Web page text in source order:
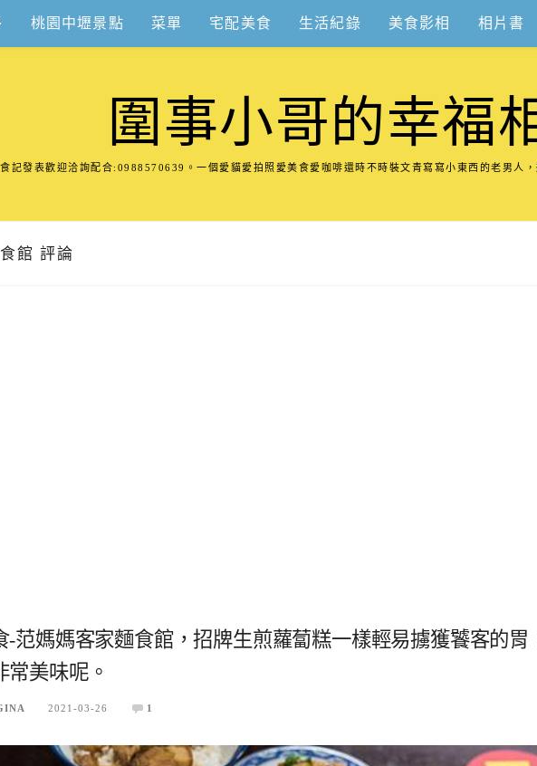
桃園中壢景點 菜單 宅配美食 生活紀錄 美食影相 相片書
圍事小哥的幸福
記發表歡迎洽詢配合:0988570639。一個愛貓愛拍照愛美食愛咖啡還時不時裝文青寫寫小東西的老男人
館 評論
范媽媽客家麵食館，招牌生煎蘿蔔糕一樣輕易擄獲饕客的胃
常美味呢。
2021-03-26 1